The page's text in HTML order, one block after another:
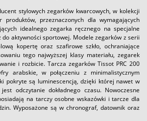
stylowych zegarków kwarcowych, w kolekcji
produktów, przeznaczonych dla wymagających
idealnego zegarka ręcznego na specjalne
do aktywności sportowej. Modele zegarków z serii
kopertę oraz szafirowe szkło, ochraniające
tego najwyższej klasy materiału, zegarek
i rozbicie. Tarcza zegarków Tissot PRC 200
arabskie, w połączeniu z minimalistycznym
pokryte są luminescencją, dzięki której nawet w
odczytanie dokładnego czasu. Nowoczesne
na tarczy osobne wskazówki i tarcze dla
Wyposażone są w chronograf, datownik oraz